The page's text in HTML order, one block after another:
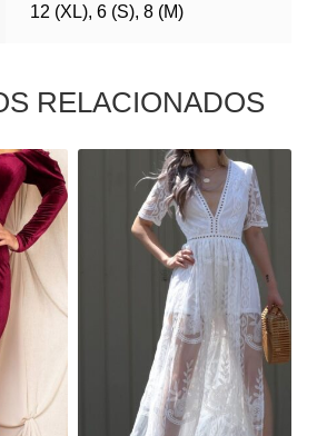
12 (XL), 6 (S), 8 (M)
RELACIONADOS
PRODUCTO
MÚLTIPLES
VARIANTES.
OPCIONES
PUEDEN
ELEGIR